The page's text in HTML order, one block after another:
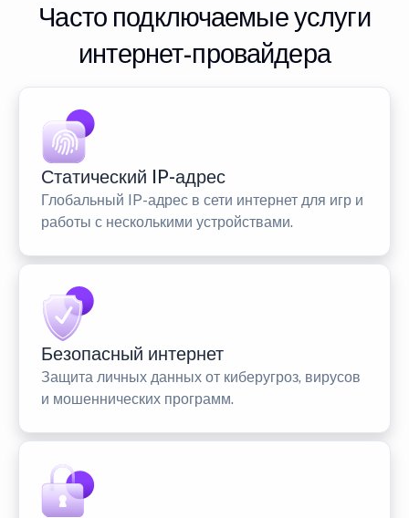
Часто подключаемые услуги
интернет-провайдера
Статический IP-адрес
Глобальный IP-адрес в сети интернет для игр и
работы с несколькими устройствами.
Безопасный интернет
Защита личных данных от киберугроз, вирусов
и мошеннических программ.